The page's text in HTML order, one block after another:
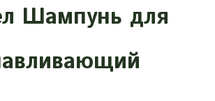
Шампунь для